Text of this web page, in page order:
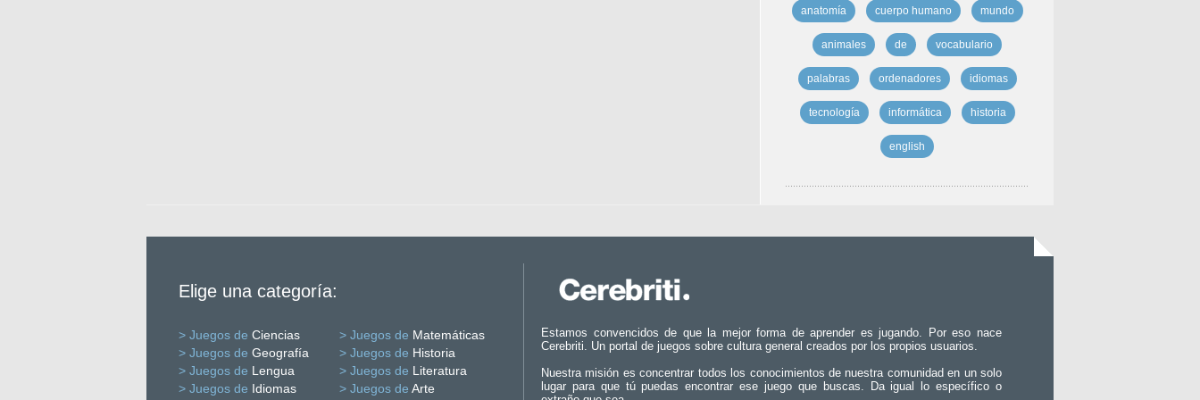
anatomía cuerpo humano mundo
animales de vocabulario
palabras ordenadores idiomas
tecnología informática historia
english
Elige una categoría:
> Juegos de Ciencias > Juegos de Matemáticas
> Juegos de Geografía > Juegos de Historia
> Juegos de Lengua > Juegos de Literatura
> Juegos de Idiomas > Juegos de Arte
Estamos convencidos de que la mejor forma de aprender es jugando. Por eso nace
Cerebriti. Un portal de juegos sobre cultura general creados por los propios usuarios.
Nuestra misión es concentrar todos los conocimientos de nuestra comunidad en un solo
lugar para que tú puedas encontrar ese juego que buscas. Da igual lo específico o